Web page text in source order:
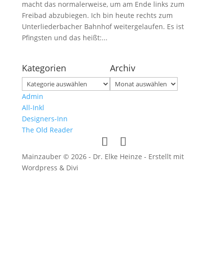
macht das normalerweise, um am Ende links zum
Freibad abzubiegen. Ich bin heute rechts zum
Unterliederbacher Bahnhof weitergelaufen. Es ist
Pfingsten und das heißt:...
Kategorien
Kategorien
Archiv
Archiv
Admin
All-Inkl
Designers-Inn
The Old Reader
Mainzauber © 2026 - Dr. Elke Heinze - Erstellt mit
Wordpress & Divi